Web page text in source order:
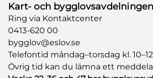
Kart- och bygglovsavdelningen
Ring via Kontaktcenter
0413-620 00
bygglov@eslov.se
Telefontid måndag–torsdag kl.
Övrig tid kan du lämna ett